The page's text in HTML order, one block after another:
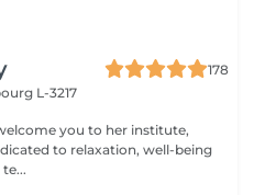
178
L-3217
you to her institute,
to relaxation, well-being
te...